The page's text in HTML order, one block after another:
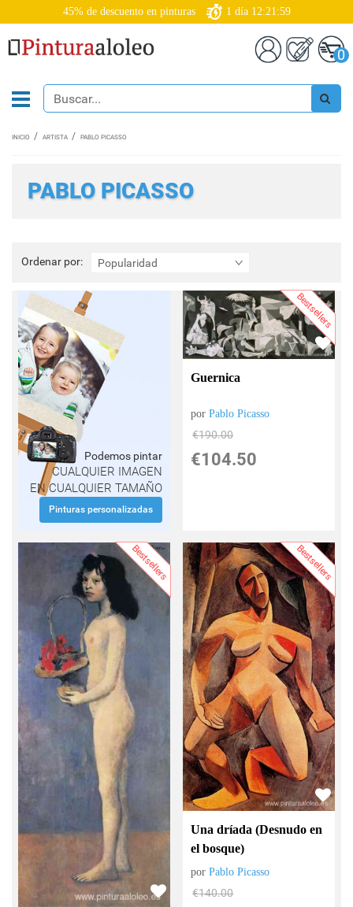
45% de descuento en pinturas 1 día 12:21:57
0
INICIO ARTISTA PABLO PICASSO
PABLO PICASSO
Ordenar por: Popularidad
Ordenar
por:
Podemos pintar
CUALQUIER IMAGEN
EN CUALQUIER TAMAÑO
Pinturas personalizadas
Bestsellers
Guernica
porPablo Picasso
€190.00
€104.50
Bestsellers Bestsellers
Una dríada (Desnudo en
el bosque)
porPablo Picasso
€140.00